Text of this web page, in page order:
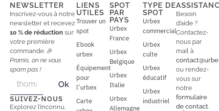
NEWSLETTER
Inscrivez-vous à notre
newsletter et recevez
10 % de réduction sur
votre première
commande. 🎉
Promis, on ne vous
spam pas !
a
i
a
i
Ok
SUIVEZ-NOUS
Explorez l’inconnu,
LIENS
UTILES
Trouver un
spot
Ebook
urbex
Équipement
pour
l’urbex
Carte
SPOT
PAR
PAYS
Urbex
France
Urbex
Belgique
Urbex
Italie
Urbex
Allemagne
TYPE DE
SPOT
Urbex
commercial
Urbex
culte
Urbex
éducatif
Urbex
industriel
Besoin
d’aide ?
Contactez-
nous par
mail à
ou rendez-
vous sur
notre
formulaire
de contact.